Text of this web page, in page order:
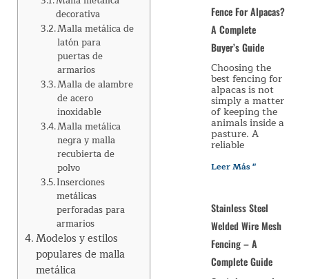
decorativa
Malla metálica de
latón para
puertas de
armarios
Malla de alambre
de acero
inoxidable
Malla metálica
negra y malla
recubierta de
polvo
Inserciones
metálicas
perforadas para
armarios
Modelos y estilos
populares de malla
metálica
Fence For Alpacas?
A Complete
Buyer’s Guide
Choosing the
best fencing for
alpacas is not
simply a matter
of keeping the
animals inside a
pasture. A
reliable
Leer Más "
Stainless Steel
Welded Wire Mesh
Fencing – A
Complete Guide